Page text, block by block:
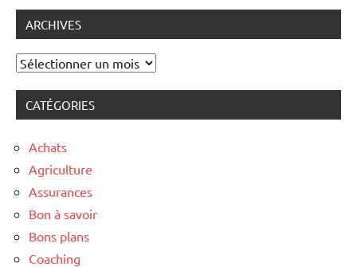
ARCHIVES
Archives
CATÉGORIES
Achats
Agriculture
Assurances
Bon à savoir
Bons plans
Coaching